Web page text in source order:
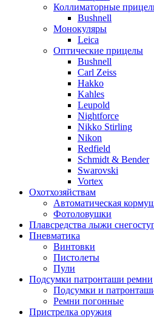
Коллиматорные
Bushnell
Монокуляры
Leica
Оптические прицелы
Bushnell
Carl Zeiss
Hakko
Kahles
Leupold
Nightforce
Nikko Stirling
Nikon
Redfield
Schmidt & Bender
Swarovski
Vortex
Охотхозяйствам
Автоматическая
Фотоловушки
Плавсредства лыжи
Пневматика
Винтовки
Пистолеты
Пули
Подсумки патронташи ремни
Подсумки и
Ремни погонные
Пристрелка оружия